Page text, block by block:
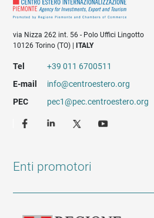
via Nizza 262 int. 56 - Polo Uffici Lingotto
10126 Torino (TO) |
ITALY
Tel
+39 011 6700511
E-mail
info@centroestero.org
PEC
pec1@pec.centroestero.org
Enti promotori